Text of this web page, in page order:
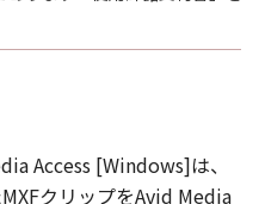
Access [Windows]は、
クリップをAvid Media